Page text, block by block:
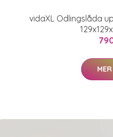
vidaXL Odlingslåda